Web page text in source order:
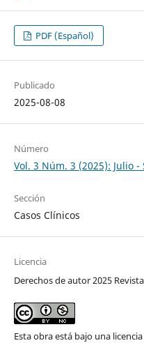
PDF (Español)
Publicado
2025-08-08
Número
Vol. 3 Núm. 3 (2025): Julio
Sección
Casos Clínicos
Licencia
Derechos de autor 2025
Esta obra está bajo una